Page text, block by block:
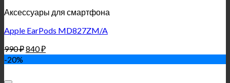
Аксессуары для смартфона
Apple EarPods MD827ZM/A
990₽840₽
-20%